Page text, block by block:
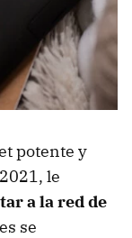
potente y
le
a la red de
se